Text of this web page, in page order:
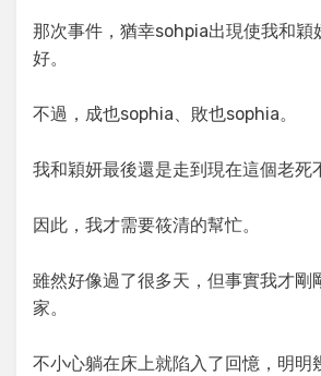
那次事件，猶幸sohpia出現使我和穎
好。
不過，成也sophia、敗也sophia。
我和穎妍最後還是走到現在這個老死
因此，我才需要筱清的幫忙。
雖然好像過了很多天，但事實我才剛
家。
不小心躺在床上就陷入了回憶，明明